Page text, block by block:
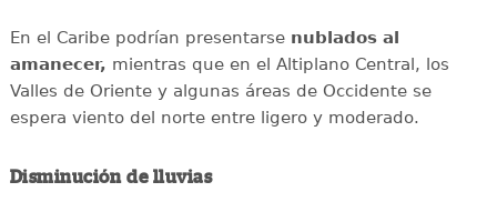
En el Caribe podrían presentarse nublados al
amanecer, mientras que en el Altiplano Central, los
Valles de Oriente y algunas áreas de Occidente se
espera viento del norte entre ligero y moderado.
Disminución de lluvias